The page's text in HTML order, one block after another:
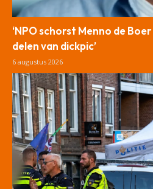
‘NPO schorst Menno de
delen van dickpic’
6 augustus 2026